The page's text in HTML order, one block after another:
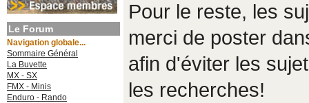
Le Forum
Navigation globale...
Sommaire Général
La Buvette
MX - SX
FMX - Minis
Enduro - Rando
Pour le reste, les
merci de poster
afin d'éviter les
les recherches!